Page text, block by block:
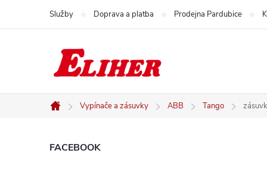
Služby Doprava a platba Prodejna Pardubice
Domů
Vypínače a zásuvky ABB Tango
P
FACEBOOK